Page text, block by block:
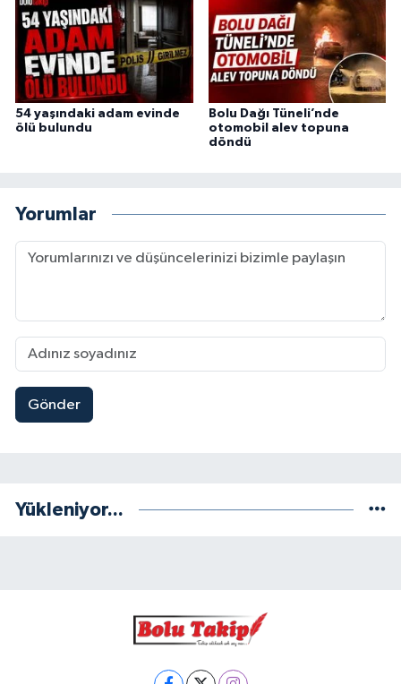
54 yaşındaki adam evinde
ölü bulundu
Bolu Dağı Tüneli’nde
otomobil alev topuna
döndü
Yorumlar
Gönder
Yükleniyor...